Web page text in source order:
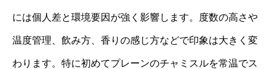
には個人差と環境要因が強く影響します。度数の高さや
温度管理、飲み方、香りの感じ方などで印象は大きく変
わります。特に初めてプレーンのチャミスルを常温でス